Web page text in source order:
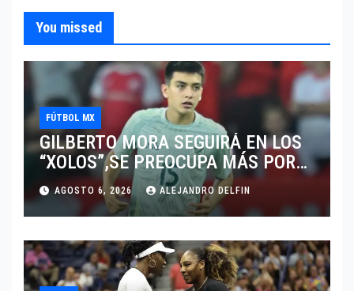
You missed
FÚTBOL MX
GILBERTO MORA SEGUIRÁ EN LOS
“XOLOS”,SE PREOCUPA MÁS POR
JUGAR EN SU EQUIPO.
AGOSTO 6, 2026 ALEJANDRO DELFIN